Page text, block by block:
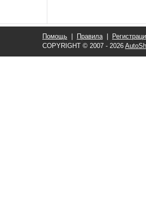
Помощь Правила|
COPYRIGHT © 2007 - 2026